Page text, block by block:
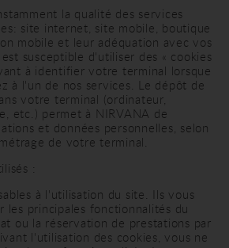
la qualité des services
site internet, site mobile, boutique
mobile et leur adéquation avec vos
susceptible d'utiliser des « cookies
à identifier votre terminal lorsque
à l'un de nos services. Le dépôt de
votre terminal (ordinateur,
etc.) permet à NIRVANA de
et données personnelles, selon
de votre terminal.
:
à l'utilisation du site. Ils vous
les principales fonctionnalités du
ou la réservation de prestations par
l'utilisation des cookies, vous ne